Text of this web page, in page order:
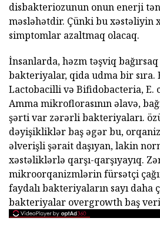
disbakteriozunun onun enerji
məsləhətdir. Çünki bu xəstəliyin
simptomlar azaltmaq olacaq.
İnsanlarda, həzm təşviq
bakteriyalar, qida udma bir
Lactobacilli və Bifidobacteria, E.
Amma mikroflorasının əlavə,
şərti var zərərli bakteriyaları.
dəyişikliklər baş əgər bu,
əlverişli şərait daşıyan, lakin
xəstəliklərlə qarşı-qarşıyayıq.
mikroorqanizmlərin fürsətçi
faydalı bakteriyaların sayı daha
bakteriyalar overgrowth baş